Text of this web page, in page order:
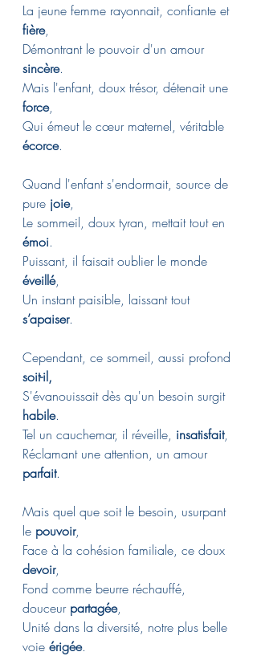
La jeune femme rayonnait, confiante et
fière,
Démontrant le pouvoir d'un amour
sincère.
Mais l'enfant, doux trésor, détenait une
force,
Qui émeut le cœur maternel, véritable
écorce.
Quand l'enfant s'endormait, source de
pure joie,
Le sommeil, doux tyran, mettait tout en
émoi.
Puissant, il faisait oublier le monde
éveillé,
Un instant paisible, laissant tout
s’apaiser.
Cependant, ce sommeil, aussi profond
soit-il,
S'évanouissait dès qu'un besoin surgit
habile.
Tel un cauchemar, il réveille, insatisfait,
Réclamant une attention, un amour
parfait.
Mais quel que soit le besoin, usurpant
le pouvoir,
Face à la cohésion familiale, ce doux
devoir,
Fond comme beurre réchauffé,
douceur partagée,
Unité dans la diversité, notre plus belle
voie érigée.